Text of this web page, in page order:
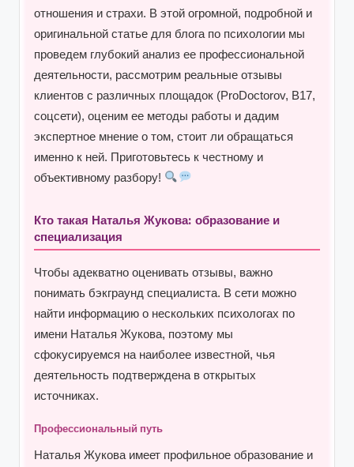
отношения и страхи. В этой огромной, подробной и
оригинальной статье для блога по психологии мы
проведем глубокий анализ ее профессиональной
деятельности, рассмотрим реальные отзывы
клиентов с различных площадок (ProDoctorov, B17,
соцсети), оценим ее методы работы и дадим
экспертное мнение о том, стоит ли обращаться
именно к ней. Приготовьтесь к честному и
объективному разбору!
Кто такая Наталья Жукова: образование и
специализация
Чтобы адекватно оценивать отзывы, важно
понимать бэкграунд специалиста. В сети можно
найти информацию о нескольких психологах по
имени Наталья Жукова, поэтому мы
сфокусируемся на наиболее известной, чья
деятельность подтверждена в открытых
источниках.
Профессиональный путь
Наталья Жукова имеет профильное образование и